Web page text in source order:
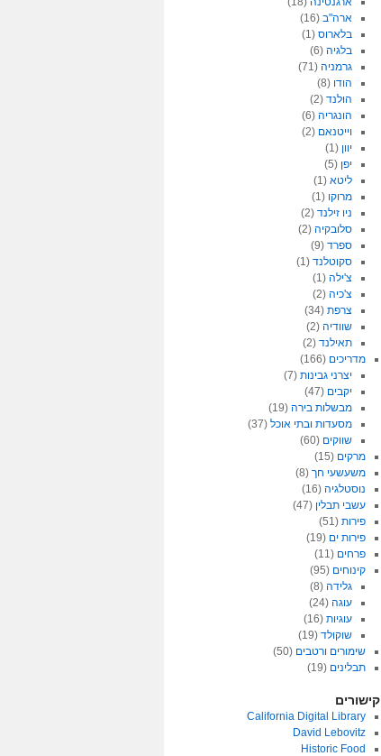
ארה"ב (16)
בלארוס (1)
בלגיה (6)
גרמניה (71)
הודו (8)
הולנד (2)
הונגריה (6)
וייטנאם (2)
יוון (1)
יפן (5)
ליטא (1)
מרוקו (1)
ניו זילנד (2)
סלובקיה (2)
ספרד (9)
סקוטלנד (1)
צ'ילה (1)
צ'כיה (2)
צרפת (34)
שוודיה (2)
תאילנד (2)
מדריכים (166)
יצרני גבינות (7)
יקבים (47)
מבשלות בירה (19)
מסעדות ובתי אוכל (37)
שווקים (60)
מרקים (15)
משעשעי חך(8)
נוסטלגיה(16)
עשבי תבלין (47)
פירות(51)
פירות ים (19)
פרחים (11)
קינוחים (95)
גלידה (8)
עוגה (24)
עוגיות (16)
שוקולד (19)
שימורים ורטבים (50)
תבלינים (19)
קישורים
California Digital Library
David Lebovitz
Historic Food